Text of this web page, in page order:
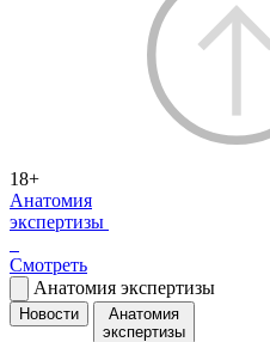
18+
Анатомия
экспертизы
Смотреть
Анатомия экспертизы
Новости
Анатомия
экспертизы